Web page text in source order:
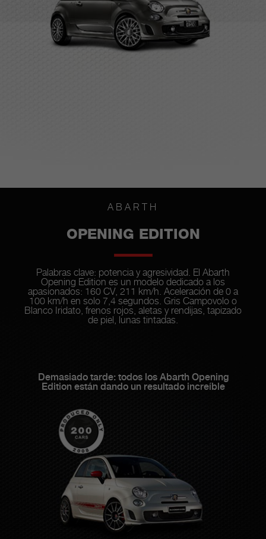
ABARTH
OPENING EDITION
Palabras clave: potencia y agresividad. El Abarth
Opening Edition es un modelo dedicado a los
apasionados: 160 CV, 211 km/h. Aceleración de 0 a
100 km/h en solo 7,4 segundos. Gris Campovolo o
Blanco Iridato, frenos rojos, aletas y rendijas, tapizado
de piel, lunas tintadas.
Demasiado tarde: todos los Abarth Opening
Edition están dando un resultado increíble